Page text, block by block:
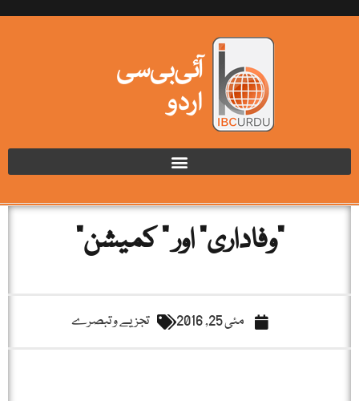
"وفاداری” اور ” کمیشن”
مئی 25, 2016 تجزیے و تبصرے